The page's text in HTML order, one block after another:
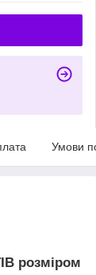
Умови
розміром